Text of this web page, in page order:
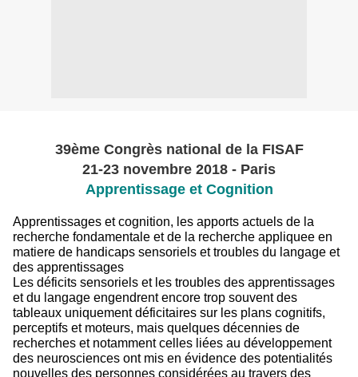
39ème Congrès national de la FISAF
21-23 novembre 2018 - Paris
Apprentissage et Cognition
Apprentissages et cognition, les apports actuels de la
recherche fondamentale et de la recherche appliquee en
matiere de handicaps sensoriels et troubles du langage et
des apprentissages
Les déficits sensoriels et les troubles des apprentissages
et du langage engendrent encore trop souvent des
tableaux uniquement déficitaires sur les plans cognitifs,
perceptifs et moteurs, mais quelques décennies de
recherches et notamment celles liées au développement
des neurosciences ont mis en évidence des potentialités
nouvelles des personnes considérées au travers des